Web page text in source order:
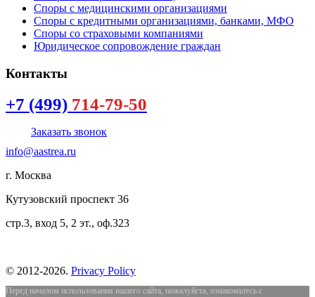
Споры с медицинскими организациями
Споры с кредитными организациями, банками, МФО
Споры со страховыми компаниями
Юридическое сопровождение граждан
Контакты
+7 (499) 714-79-50
Заказать звонок
info@aastrea.ru
г. Москва
Кутузовский проспект 36
стр.3, вход 5, 2 эт., оф.323
© 2012-2026. Privacy Policy
Перед началом использования нашего сайта, пожалуйста, ознакомьтесь с